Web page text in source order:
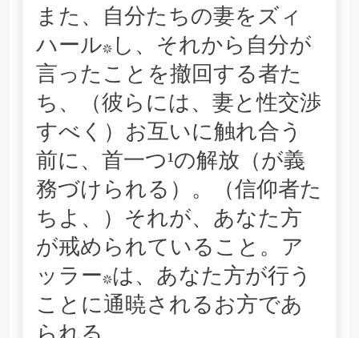
また、自分たちの妻をズィ
ハール*し、それから自分が
言ったことを撤回する者た
ち、（彼らには、妻と性交渉
すべく）お互いに触れ合う
前に、首一つ¹の解放（が義
務づけられる）。（信仰者た
ちよ、）それが、あなた方
が戒められていること。ア
ッラー*は、あなた方が行う
ことに通暁されるお方であ